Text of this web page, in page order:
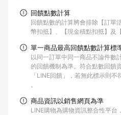
回饋點數計算
回饋點數的計算將會排除【訂單
幣扣抵】、【現金積點扣抵】及
單一商品最高回饋點數計算標
以同一訂單中同一商品不論件數
的回饋機制為準。符合點數回饋
「LINE回饋」，若無此標示則
。
商品資訊以銷售網頁為準
LINE購物為購物資訊整合性平